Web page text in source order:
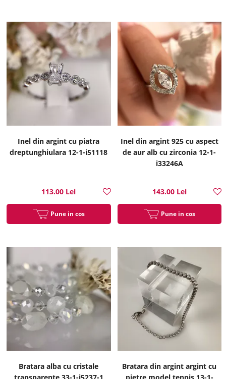
Inel din argint cu piatra
dreptunghiulara 12-1-i51118
113.00 Lei
Pune in cos
Inel din argint 925 cu aspect
de aur alb cu zirconia 12-1-
i33246A
143.00 Lei
Pune in cos
Bratara alba cu cristale
Bratara din argint argint cu